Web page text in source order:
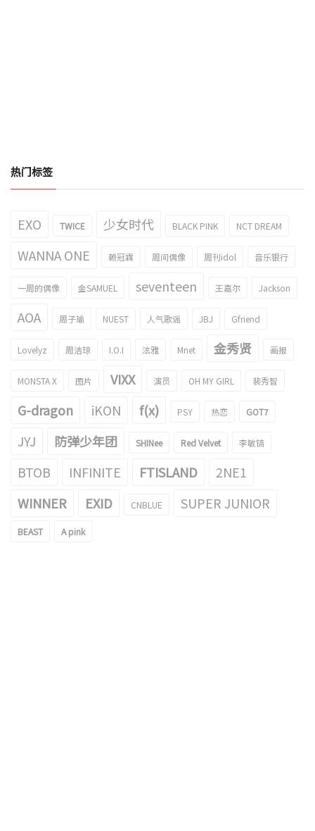
热门标签
EXO TWICE 少女时代 BLACK PINK NCT DREAM
WANNA ONE 赖冠霖 周间偶像 周刊idol 音乐银行
一周的偶像 金SAMUEL seventeen 王嘉尔 Jackson
AOA 周子瑜 NUEST 人气歌谣 JBJ Gfriend
Lovelyz 周洁琼 I.O.I 泫雅 Mnet 金秀贤 画报
MONSTA X 图片 VIXX 演员 OH MY GIRL 裴秀智
G-dragon iKON f(x) PSY 热恋 GOT7
JYJ 防弹少年团 SHINee Red Velvet 李敏镐
BTOB INFINITE FTISLAND
2NE1
WINNER
EXID CNBLUE SUPER JUNIOR
BEAST A pink